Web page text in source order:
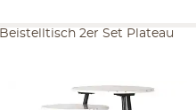
Beistelltisch 2er Set Plateau